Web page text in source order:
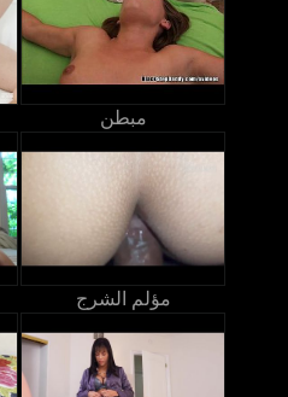
مبطن
مؤلم الشرج